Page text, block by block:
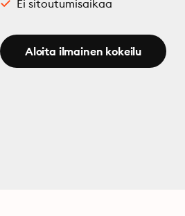
Ei sitoutumisaikaa
Aloita ilmainen kokeilu